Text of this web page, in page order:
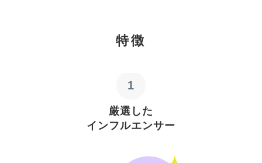
特徴
1
厳選した
インフルエンサー